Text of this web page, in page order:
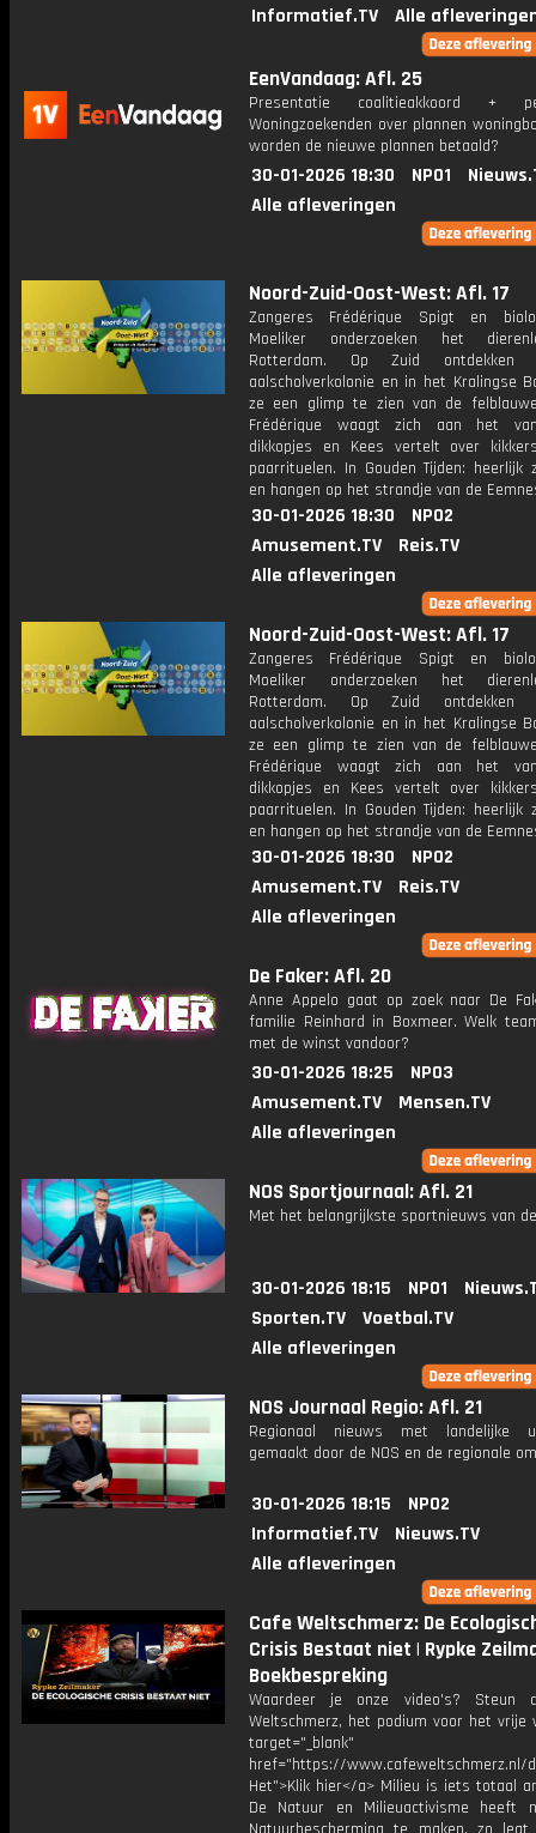
Informatief.TV
Alle
EenVandaag: Afl. 25
Presentatie coalitieakkoord +
Woningzoekenden over plannen
worden de nieuwe plannen betaald?
30-01-2026 18:30 NPO1
Alle afleveringen
Noord-Zuid-Oost-West: Afl. 17
Zangeres Frédérique Spigt en
Moeliker onderzoeken het
Rotterdam. Op Zuid
aalscholverkolonie en in het Kralingse
ze een glimp te zien van de
Frédérique waagt zich aan het
dikkopjes en Kees vertelt over
paarrituelen. In Gouden Tijden: heerlijk
en hangen op het strandje van de
30-01-2026 18:30
NPO2
Amusement.TV
Reis.TV
Alle afleveringen
Noord-Zuid-Oost-West: Afl. 17
Zangeres Frédérique Spigt en
Moeliker onderzoeken het
Rotterdam. Op Zuid
aalscholverkolonie en in het Kralingse
ze een glimp te zien van de
Frédérique waagt zich aan het
dikkopjes en Kees vertelt over
paarrituelen. In Gouden Tijden: heerlijk
en hangen op het strandje van de
30-01-2026 18:30
NPO2
Amusement.TV
Reis.TV
Alle afleveringen
De Faker: Afl. 20
Anne Appelo gaat op zoek naar De
familie Reinhard in Boxmeer. Welk
met de winst vandoor?
30-01-2026 18:25
NPO3
Amusement.TV
Mensen.TV
Alle afleveringen
NOS Sportjournaal: Afl. 21
Met het belangrijkste sportnieuws van
30-01-2026 18:15 NPO1
Sporten.TV
Voetbal.TV
Alle afleveringen
NOS Journaal Regio: Afl. 21
Regionaal nieuws met landelijke
gemaakt door de NOS en de regionale
30-01-2026 18:15
NPO2
Informatief.TV
Nieuws.TV
Alle afleveringen
Cafe Weltschmerz: De
Crisis Bestaat niet | Rypke
Boekbespreking
Waardeer je onze video's? Steun
Weltschmerz, het podium voor het vrije
target="_blank"
href="https://www.cafeweltschmerz.nl/
Het">Klik hier</a> Milieu is iets totaal
De Natuur en Milieuactivisme heeft